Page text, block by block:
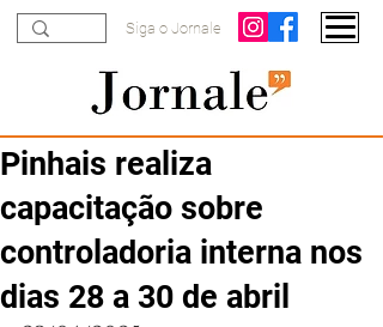
Siga o Jornale
Pinhais realiza
capacitação sobre
controladoria interna nos
dias 28 a 30 de abril